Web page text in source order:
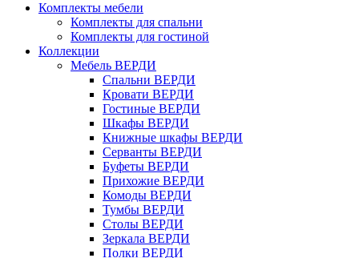
Комплекты мебели
Комплекты для спальни
Комплекты для гостиной
Коллекции
Мебель ВЕРДИ
Спальни ВЕРДИ
Кровати ВЕРДИ
Гостиные ВЕРДИ
Шкафы ВЕРДИ
Книжные шкафы ВЕРДИ
Серванты ВЕРДИ
Буфеты ВЕРДИ
Прихожие ВЕРДИ
Комоды ВЕРДИ
Тумбы ВЕРДИ
Столы ВЕРДИ
Зеркала ВЕРДИ
Полки ВЕРДИ